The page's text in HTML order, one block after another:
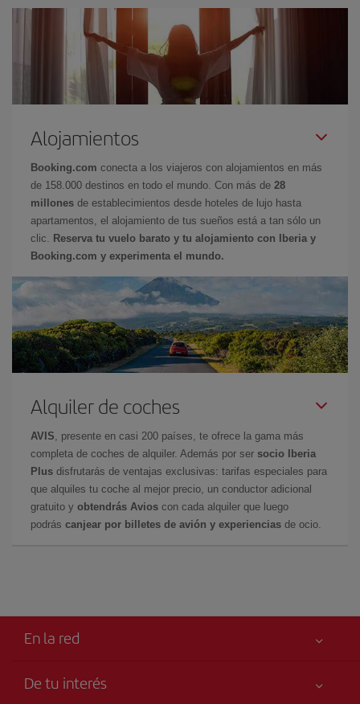
Alojamientos
Booking.com conecta a los viajeros con alojamientos en más
de 158.000 destinos en todo el mundo. Con más de 28
millones de establecimientos desde hoteles de lujo hasta
apartamentos, el alojamiento de tus sueños está a tan sólo un
clic.
Reserva tu vuelo barato y tu alojamiento con Iberia y
Booking.com y experimenta el mundo.
Alquiler de coches
AVIS , presente en casi 200 países, te ofrece la gama más
completa de coches de alquiler. Además por ser socio Iberia
Plus disfrutarás de ventajas exclusivas: tarifas especiales para
que alquiles tu coche al mejor precio, un conductor adicional
gratuito y obtendrás Avios con cada alquiler que luego
podrás canjear por billetes de avión y experiencias de ocio.
En la red
De tu interés